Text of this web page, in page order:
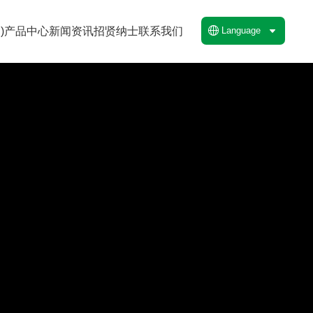
产品中心新闻资讯招贤纳士联系我们 Language